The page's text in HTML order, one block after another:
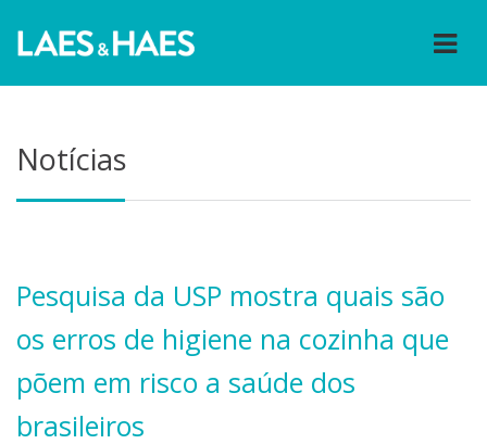
Notícias
Pesquisa da USP mostra quais são
os erros de higiene na cozinha que
põem em risco a saúde dos
brasileiros